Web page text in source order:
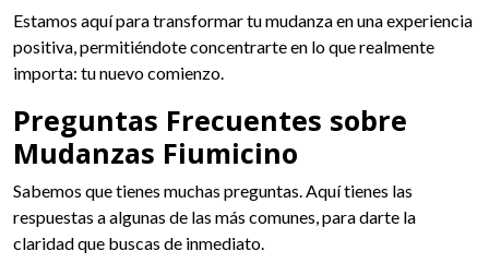
Estamos aquí para transformar tu mudanza en una experiencia
positiva, permitiéndote concentrarte en lo que realmente
importa: tu nuevo comienzo.
Preguntas Frecuentes sobre
Mudanzas Fiumicino
Sabemos que tienes muchas preguntas. Aquí tienes las
respuestas a algunas de las más comunes, para darte la
claridad que buscas de inmediato.